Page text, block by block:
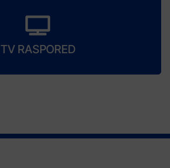
TV RASPORED